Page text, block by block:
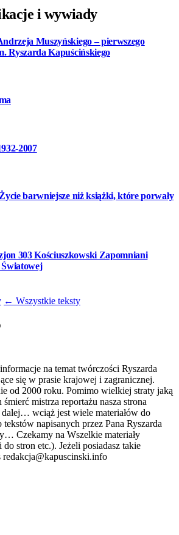
i wywiady
Muszyńskiego – pierwszego
Ryszarda Kapuścińskiego
2007
barwniejsze niż książki, które porwały
303 Kościuszkowski Zapomniani
← Wszystkie teksty
na temat twórczości Ryszarda
się w prasie krajowej i zagranicznej.
od 2000 roku. Pomimo wielkiej straty jaką
mistrza reportażu nasza strona
dalej… wciąż jest wiele materiałów do
napisanych przez Pana Ryszarda
Czekamy na Wszelkie materiały
stron etc.). Jeżeli posiadasz takie
redakcja@kapuscinski.info